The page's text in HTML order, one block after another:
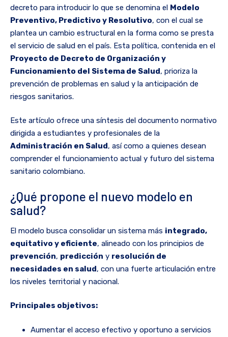
decreto para introducir lo que se denomina el Modelo
Preventivo, Predictivo y Resolutivo, con el cual se
plantea un cambio estructural en la forma como se presta
el servicio de salud en el país. Esta política, contenida en el
Proyecto de Decreto de Organización y
Funcionamiento del Sistema de Salud, prioriza la
prevención de problemas en salud y la anticipación de
riesgos sanitarios.
Este artículo ofrece una síntesis del documento normativo
dirigida a estudiantes y profesionales de la
Administración en Salud, así como a quienes desean
comprender el funcionamiento actual y futuro del sistema
sanitario colombiano.
¿Qué propone el nuevo modelo en
salud?
El modelo busca consolidar un sistema más integrado,
equitativo y eficiente, alineado con los principios de
prevención, predicción y resolución de
necesidades en salud, con una fuerte articulación entre
los niveles territorial y nacional.
Principales objetivos:
Aumentar el acceso efectivo y oportuno a servicios